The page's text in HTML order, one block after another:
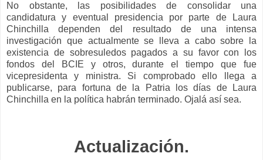
No obstante, las posibilidades de consolidar una
candidatura y eventual presidencia por parte de Laura
Chinchilla dependen del resultado de una intensa
investigación que actualmente se lleva a cabo sobre la
existencia de sobresuledos pagados a su favor con los
fondos del BCIE y otros, durante el tiempo que fue
vicepresidenta y ministra. Si comprobado ello llega a
publicarse, para fortuna de la Patria los días de Laura
Chinchilla en la política habrán terminado. Ojalá así sea.
Actualización.